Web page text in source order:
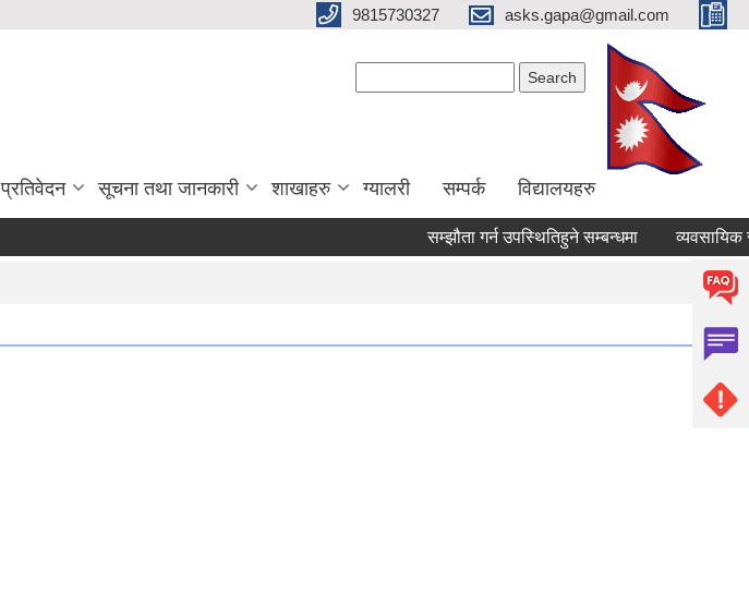
9815730327 asks.gapa@gmail.com
प्रतिवेदन सूचना तथा जानकारी शाखाहरु ग्यालरी सम्पर्क विद्यालयहरु
सम्झौता गर्न उपस्थितिहुने सम्बन्धमा व्यवसायिक